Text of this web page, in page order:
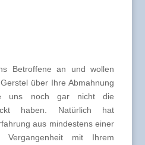
Betroffene an und wollen
über Ihre Abmahnung
uns noch gar nicht die
haben. Natürlich hat
aus mindestens einer
mit Ihrem